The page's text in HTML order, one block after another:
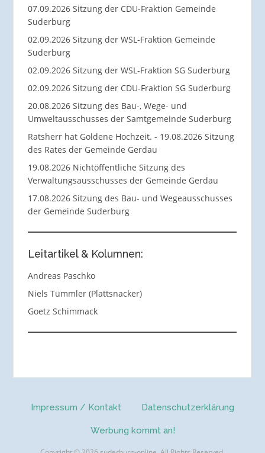
07.09.2026 Sitzung der CDU-Fraktion Gemeinde
Suderburg
02.09.2026 Sitzung der WSL-Fraktion Gemeinde
Suderburg
02.09.2026 Sitzung der WSL-Fraktion SG Suderburg
02.09.2026 Sitzung der CDU-Fraktion SG Suderburg
20.08.2026 Sitzung des Bau-, Wege- und
Umweltausschusses der Samtgemeinde Suderburg
Ratsherr hat Goldene Hochzeit. - 19.08.2026 Sitzung
des Rates der Gemeinde Gerdau
19.08.2026 Nichtöffentliche Sitzung des
Verwaltungsausschusses der Gemeinde Gerdau
17.08.2026 Sitzung des Bau- und Wegeausschusses
der Gemeinde Suderburg
Leitartikel & Kolumnen:
Andreas Paschko
Niels Tümmler (Plattsnacker)
Goetz Schimmack
Impressum / Kontakt Datenschutzerklärung
Werbung kommt an!